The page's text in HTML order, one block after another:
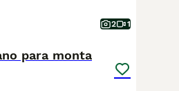
2 1
para monta